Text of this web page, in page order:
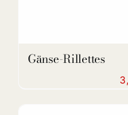
Gänse-Rillettes